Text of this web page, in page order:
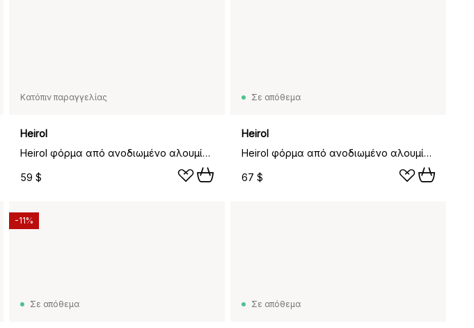
Κατόπιν παραγγελίας
Heirol
Heirol φόρμα από ανοδιωμένο αλουμίνιο, Ø 23 cm
59 $
Σε απόθεμα
Heirol
Heirol φόρμα από ανοδιωμένο αλουμίνιο, Ø 25 cm
67 $
Σε απόθεμα
-11%
Σε απόθεμα